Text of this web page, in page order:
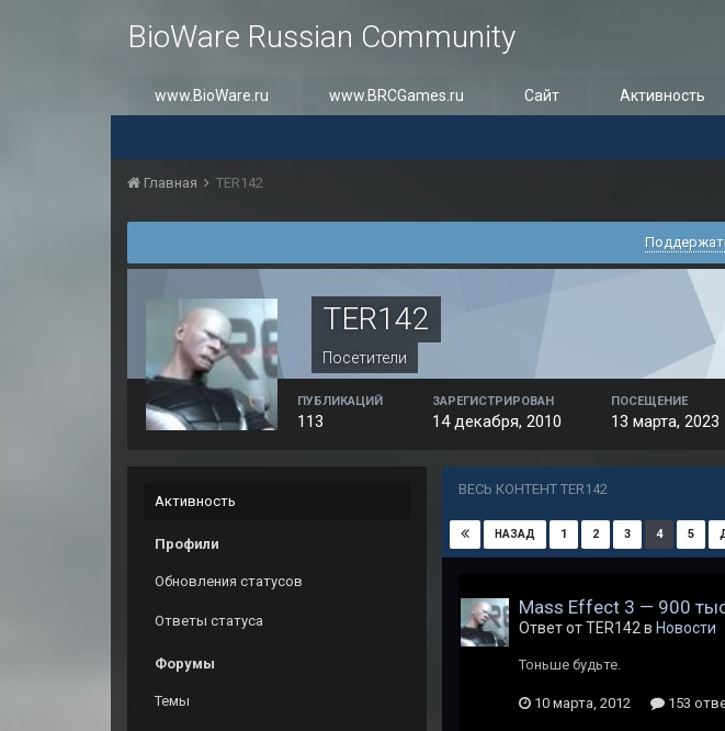
BioWare Russian Community
www.BioWare.ru www.BRCGames.ru Сайт Активность
Главная TER142
TER142
Посетители
ПУБЛИКАЦИЙ
113
ЗАРЕГИСТРИРОВАН
14 декабря, 2010
ПОСЕЩЕНИЕ
13 марта, 2023
Активность
Профили
Обновления статусов
Ответы статуса
Форумы
Темы
ВЕСЬ КОНТЕНТ TER142
НАЗАД 1 2 3 4 5
Mass Effect 3 — 900
Ответ от TER142 в Новости
Тоньше будьте.
10 марта, 2012 153